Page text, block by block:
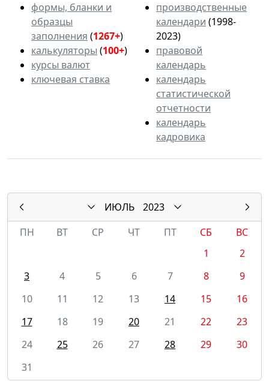
формы, бланки и
образцы
заполнения (1267+)
калькуляторы (100+)
курсы валют
ключевая ставка
производственные
календари (1998-
2023)
правовой
календарь
календарь
статистической
отчетности
календарь
кадровика
ИЮЛЬ
2023
ПН
ВТ СР ЧТ ПТ СБ
ВС
1
2
3
4 5 6 7 8
9
10
11 12 13 14 15
16
17
18 19 20 21 22
23
24
25 26 27 28 29
30
31